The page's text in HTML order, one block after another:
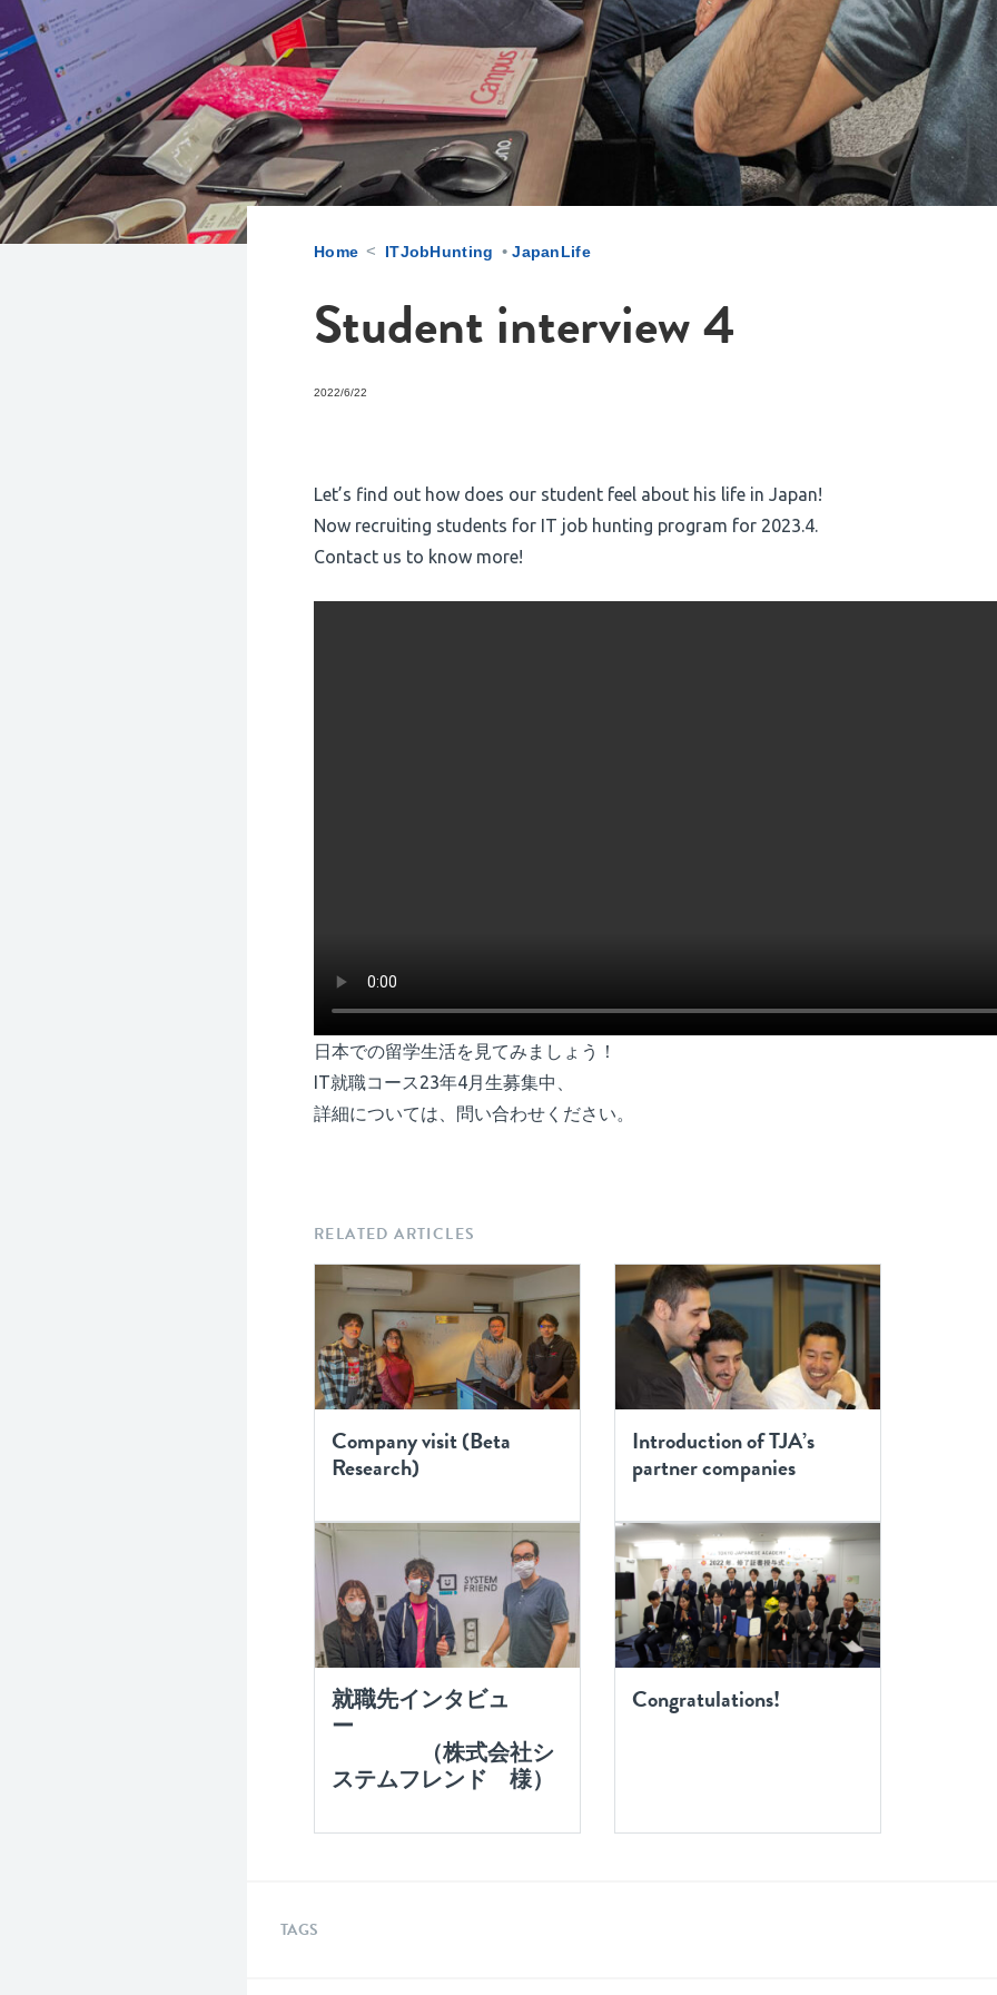
Home < ITJobHunting •JapanLife
Student interview 4
2022/6/22
Let’s find out how does our student feel about his life in Japan!
Now recruiting students for IT job hunting program for 2023.4.
Contact us to know more!
日本での留学生活を見てみましょう！
IT就職コース23年4月生募集中、
詳細については、問い合わせください。
RELATED ARTICLES
Company visit (Beta
Research)
Introduction of TJA’s
partner companies
就職先インタビュ
ー
（株式会社シ
ステムフレンド 様）
Congratulations!
TAGS